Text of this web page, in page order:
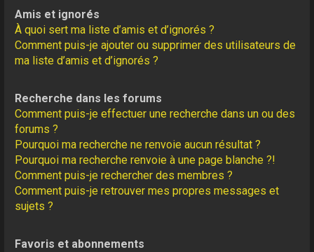
Amis et ignorés
À quoi sert ma liste d’amis et d’ignorés ?
Comment puis-je ajouter ou supprimer des utilisateurs de
ma liste d’amis et d’ignorés ?
Recherche dans les forums
Comment puis-je effectuer une recherche dans un ou des
forums ?
Pourquoi ma recherche ne renvoie aucun résultat ?
Pourquoi ma recherche renvoie à une page blanche ?!
Comment puis-je rechercher des membres ?
Comment puis-je retrouver mes propres messages et
sujets ?
Favoris et abonnements